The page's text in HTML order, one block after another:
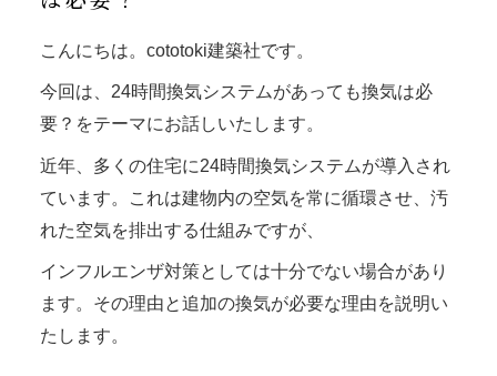
こんにちは。cototoki建築社です。
今回は、24時間換気システムがあっても換気は必
要？をテーマにお話しいたします。
近年、多くの住宅に24時間換気システムが導入され
ています。これは建物内の空気を常に循環させ、汚
れた空気を排出する仕組みですが、
インフルエンザ対策としては十分でない場合があり
ます。その理由と追加の換気が必要な理由を説明い
たします。